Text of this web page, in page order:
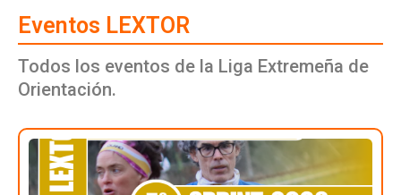
Eventos LEXTOR
Todos los eventos de la Liga Extremeña de
Orientación.